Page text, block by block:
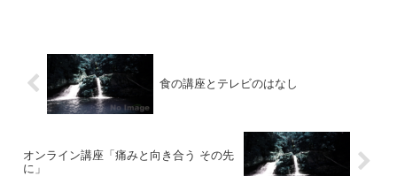
食の講座とテレビのはなし
オンライン講座「痛みと向き合う その先
に」